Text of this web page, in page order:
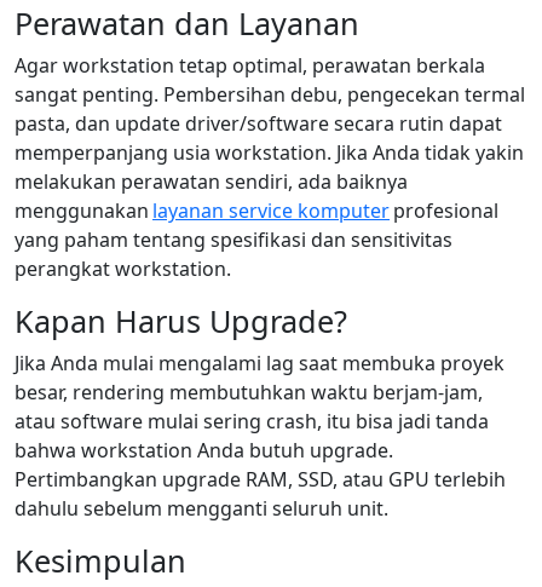
Perawatan dan Layanan
Agar workstation tetap optimal, perawatan berkala
sangat penting. Pembersihan debu, pengecekan termal
pasta, dan update driver/software secara rutin dapat
memperpanjang usia workstation. Jika Anda tidak yakin
melakukan perawatan sendiri, ada baiknya
menggunakan layanan service komputerprofesional
yang paham tentang spesifikasi dan sensitivitas
perangkat workstation.
Kapan Harus Upgrade?
Jika Anda mulai mengalami lag saat membuka proyek
besar, rendering membutuhkan waktu berjam-jam,
atau software mulai sering crash, itu bisa jadi tanda
bahwa workstation Anda butuh upgrade.
Pertimbangkan upgrade RAM, SSD, atau GPU terlebih
dahulu sebelum mengganti seluruh unit.
Kesimpulan